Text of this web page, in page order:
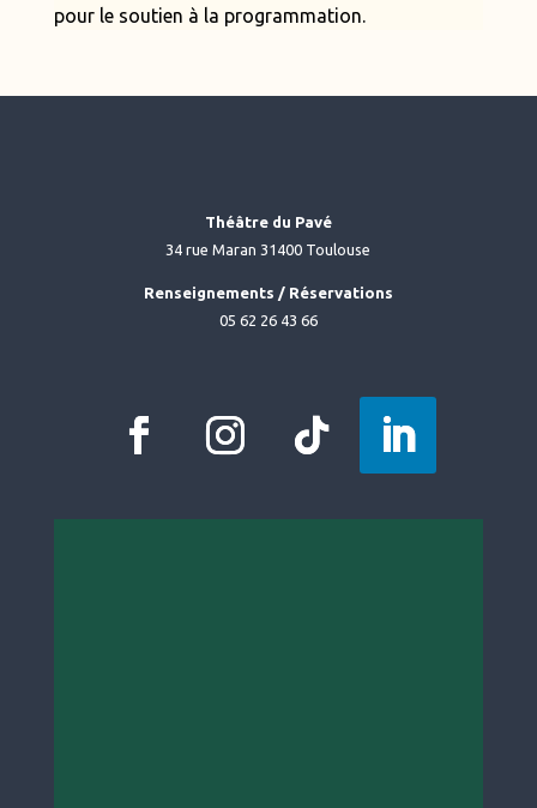
pour le soutien à la programmation.
Théâtre du Pavé
34 rue Maran 31400 Toulouse
Renseignements / Réservations
05 62 26 43 66